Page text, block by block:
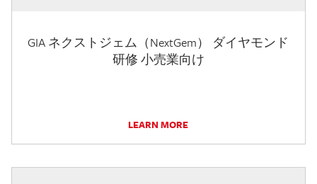
GIA ネクストジェム（NextGem） ダイヤモンド
研修 小売業向け
LEARN MORE